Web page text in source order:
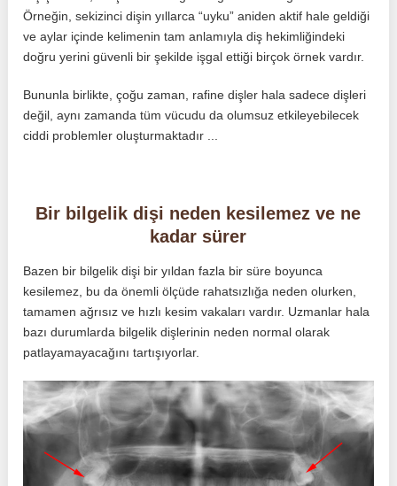
Örneğin, sekizinci dişin yıllarca “uyku” aniden aktif hale geldiği
ve aylar içinde kelimenin tam anlamıyla diş hekimliğindeki
doğru yerini güvenli bir şekilde işgal ettiği birçok örnek vardır.
Bununla birlikte, çoğu zaman, rafine dişler hala sadece dişleri
değil, aynı zamanda tüm vücudu da olumsuz etkileyebilecek
ciddi problemler oluşturmaktadır ...
Bir bilgelik dişi neden kesilemez ve ne
kadar sürer
Bazen bir bilgelik dişi bir yıldan fazla bir süre boyunca
kesilemez, bu da önemli ölçüde rahatsızlığa neden olurken,
tamamen ağrısız ve hızlı kesim vakaları vardır. Uzmanlar hala
bazı durumlarda bilgelik dişlerinin neden normal olarak
patlayamayacağını tartışıyorlar.